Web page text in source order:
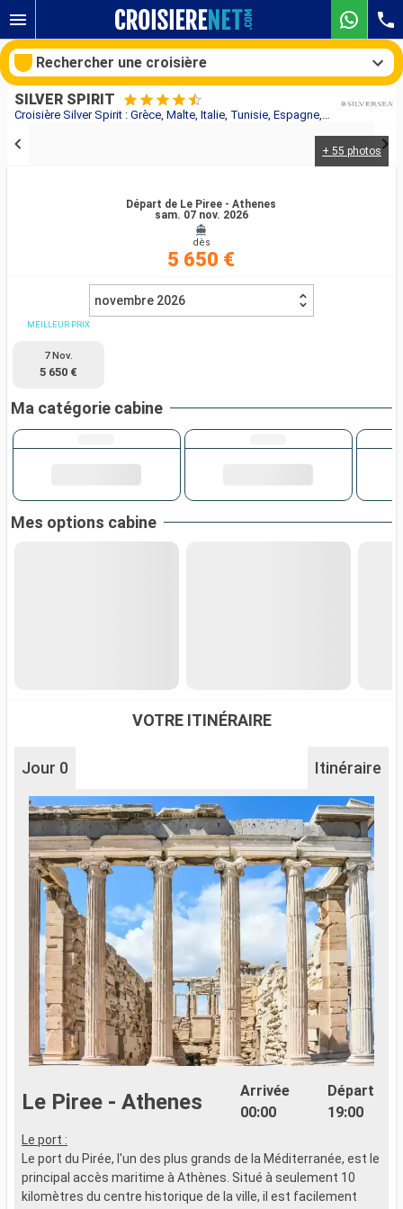
Croisière Silver Spirit : Grèce, Malte, Italie, Tunisie, Espagne, Portugal au départ de Le Piree - Athenes
SILVER SPIRIT
+ 55 photos
Départ de Le Piree - Athenes
sam. 07 nov. 2026
dès
5 650 €
novembre 2026
MEILLEUR PRIX
7 Nov.
5 650 €
Ma catégorie cabine
Mes options cabine
VOTRE ITINÉRAIRE
Jour 0 Itinéraire
Le Piree - Athenes
Arrivée
00:00
Départ
19:00
Le port :
Le port du Pirée, l'un des plus grands de la Méditerranée, est le
principal accès maritime à Athènes. Situé à seulement 10
kilomètres du centre historique de la ville, il est facilement
Rechercher une croisière
Mois de départ
Rechercher